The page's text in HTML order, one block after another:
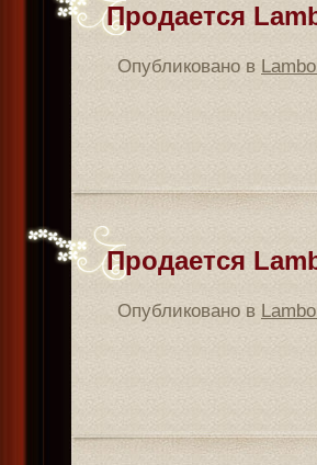
Продается
Опубликовано в
Продается
Опубликовано в